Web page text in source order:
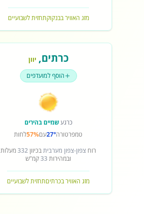
מזג האוויר בבנקוקתחזית לשבועיים
כרתים,יוון
הוסף למועדפים
כרגעשמיים בהירים
טמפרטורה27°עם57%לחות
רוח צפון-צפון מערביתבכיוון332מעלות
ובמהירות 33קמ"ש
מזג האוויר בכרתיםתחזית לשבועיים